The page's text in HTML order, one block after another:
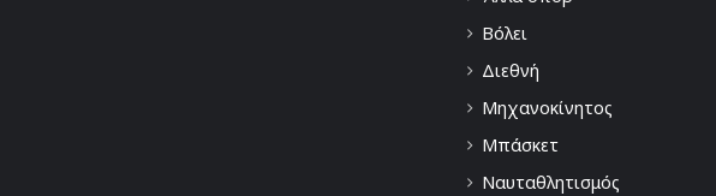
Βόλει
Διεθνή
Μηχανοκίνητος
Μπάσκετ
Ναυταθλητισμός